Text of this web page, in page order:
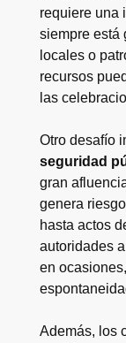
requiere una
siempre está
locales o
recursos
las
Otro desafío
seguridad
gran
genera
hasta actos
autoridades
en
Además, los